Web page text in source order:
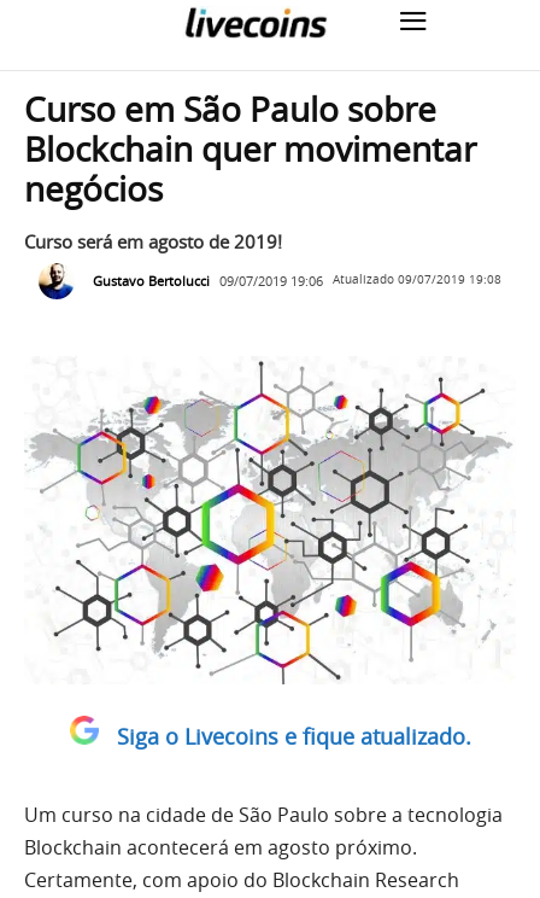
Curso em São Paulo sobre
Blockchain quer movimentar
negócios
Curso será em agosto de 2019!
Gustavo Bertolucci 09/07/2019 19:06 Atualizado 09/07/2019 19:08
Siga o Livecoins e fique atualizado.
Um curso na cidade de São Paulo sobre a tecnologia
Blockchain acontecerá em agosto próximo.
Certamente, com apoio do Blockchain Research